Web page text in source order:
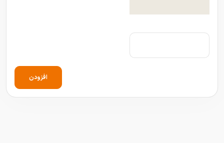
افزودن